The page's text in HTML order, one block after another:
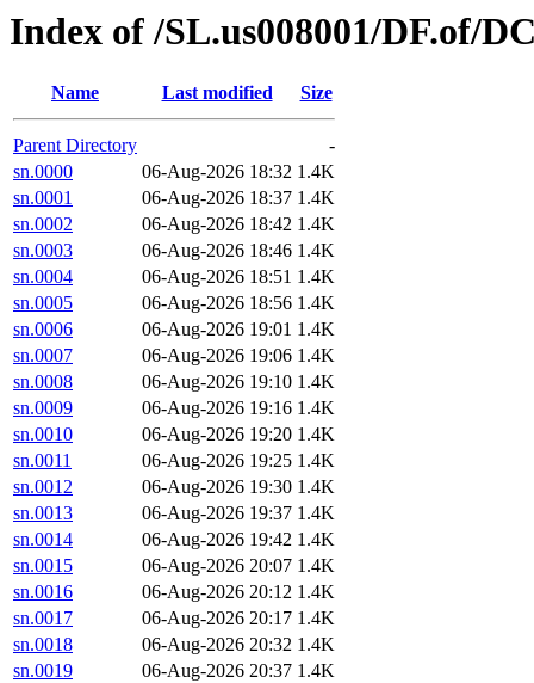
Index of /SL.us008001/DF.of/
Name Last modified Size
Parent Directory
-
sn.0000
06-Aug-2026 18:32 1.4K
sn.0001
06-Aug-2026 18:37 1.4K
sn.0002
06-Aug-2026 18:42 1.4K
sn.0003
06-Aug-2026 18:46 1.4K
sn.0004
06-Aug-2026 18:51 1.4K
sn.0005
06-Aug-2026 18:56 1.4K
sn.0006
06-Aug-2026 19:01 1.4K
sn.0007
06-Aug-2026 19:06 1.4K
sn.0008
06-Aug-2026 19:10 1.4K
sn.0009
06-Aug-2026 19:16 1.4K
sn.0010
06-Aug-2026 19:20 1.4K
sn.0011
06-Aug-2026 19:25 1.4K
sn.0012
06-Aug-2026 19:30 1.4K
sn.0013
06-Aug-2026 19:37 1.4K
sn.0014
06-Aug-2026 19:42 1.4K
sn.0015
06-Aug-2026 20:07 1.4K
sn.0016
06-Aug-2026 20:12 1.4K
sn.0017
06-Aug-2026 20:17 1.4K
sn.0018
06-Aug-2026 20:32 1.4K
sn.0019
06-Aug-2026 20:37 1.4K